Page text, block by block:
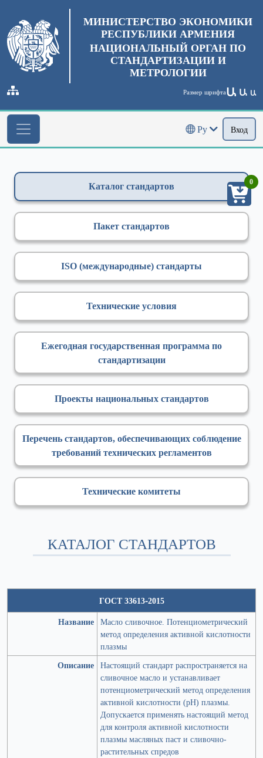
МИНИСТЕРСТВО ЭКОНОМИКИ
РЕСПУБЛИКИ АРМЕНИЯ
НАЦИОНАЛЬНЫЙ ОРГАН ПО
СТАНДАРТИЗАЦИИ И
МЕТРОЛОГИИ
Размер шрифтаԱ Ա Ա
Ру Вход
Каталог стандартов
Пакет стандартов
ISO (международные) стандарты
Технические условия
Ежегодная государственная программа по
стандартизации
Проекты национальных стандартов
Перечень стандартов, обеспечивающих соблюдение
требований технических регламентов
Технические комитеты
КАТАЛОГ СТАНДАРТОВ
ГОСТ 33613-2015
Название Масло сливочное. Потенциометрический
метод определения активной кислотности
плазмы
Описание Настоящий стандарт распространяется на
сливочное масло и устанавливает
потенциометрический метод определения
активной кислотности (рН) плазмы.
Допускается применять настоящий метод
для контроля активной кислотности
плазмы масляных паст и сливочно-
растительных спредов
0